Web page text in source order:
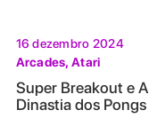
16 dezembro 2024
Arcades,Atari
Super Breakout e A
Dinastia dos Pongs